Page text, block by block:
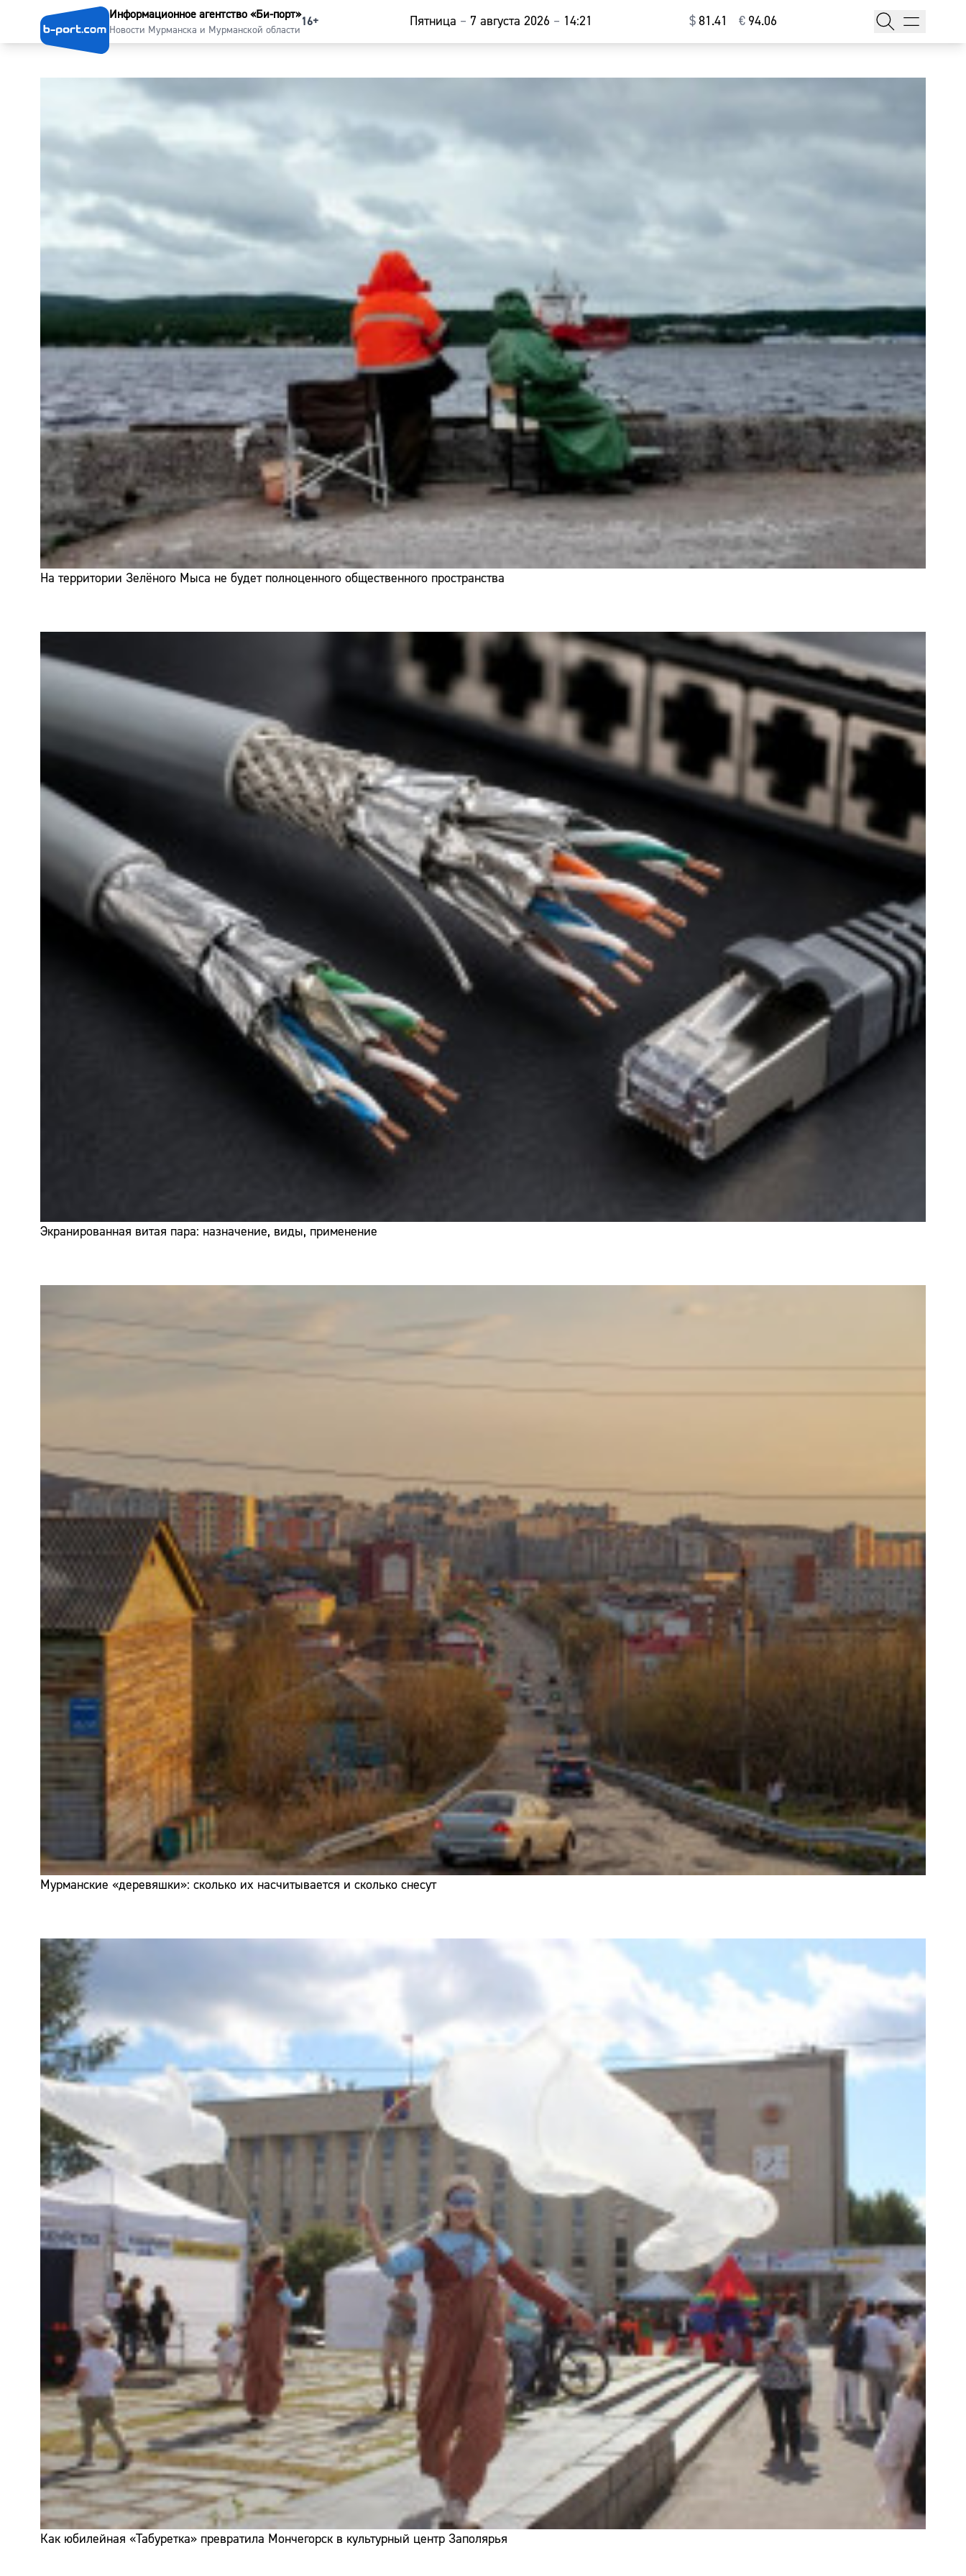
Информационное агентство «Би-порт»
Новости Мурманска и Мурманской области
16+ Пятница – 7 августа 2026 – 14:21 $⁠81.41 € ⁠94.06
На территории Зелёного Мыса не будет полноценного общественного пространства
Экранированная витая пара: назначение, виды, применение
Мурманские «деревяшки»: сколько их насчитывается и сколько снесут
Как юбилейная «Табуретка» превратила Мончегорск в культурный центр Заполярья
Наши гости
Погода
Курсы валют
Сайт:
Адрес:
Телефон: